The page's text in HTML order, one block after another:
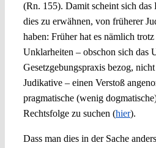
(Rn. 155). Damit scheint sich
dies zu erwähnen, von früherer
haben: Früher hat es nämlich trotz
Unklarheiten – obschon sich das
Gesetzgebungspraxis bezog,
Judikative – einen Verstoß
pragmatische (wenig
Rechtsfolge zu suchen (hier).
Dass man dies in der Sache